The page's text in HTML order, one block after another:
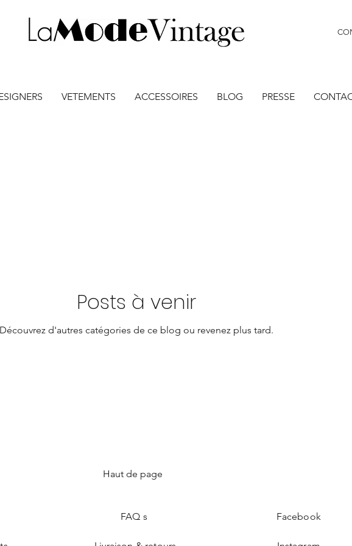
VETEMENTS ACCESSOIRES BLOG PRESSE
Posts à venir
Découvrez d'autres catégories de ce blog ou revenez plus tard.
Haut de page
FAQ s Facebook